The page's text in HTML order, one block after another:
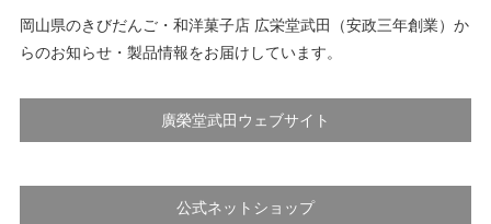
岡山県のきびだんご・和洋菓子店 広栄堂武田（安政三年創業）か
らのお知らせ・製品情報をお届けしています。
廣榮堂武田ウェブサイト
公式ネットショップ